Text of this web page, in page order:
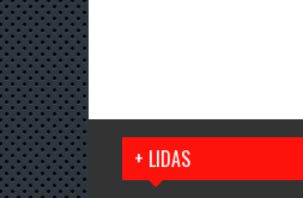
+ LIDAS